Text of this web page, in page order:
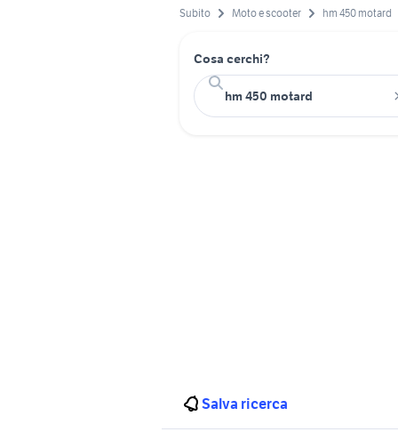
Subito Moto e scooter hm 450 motard
Cosa cerchi?
Salva ricerca